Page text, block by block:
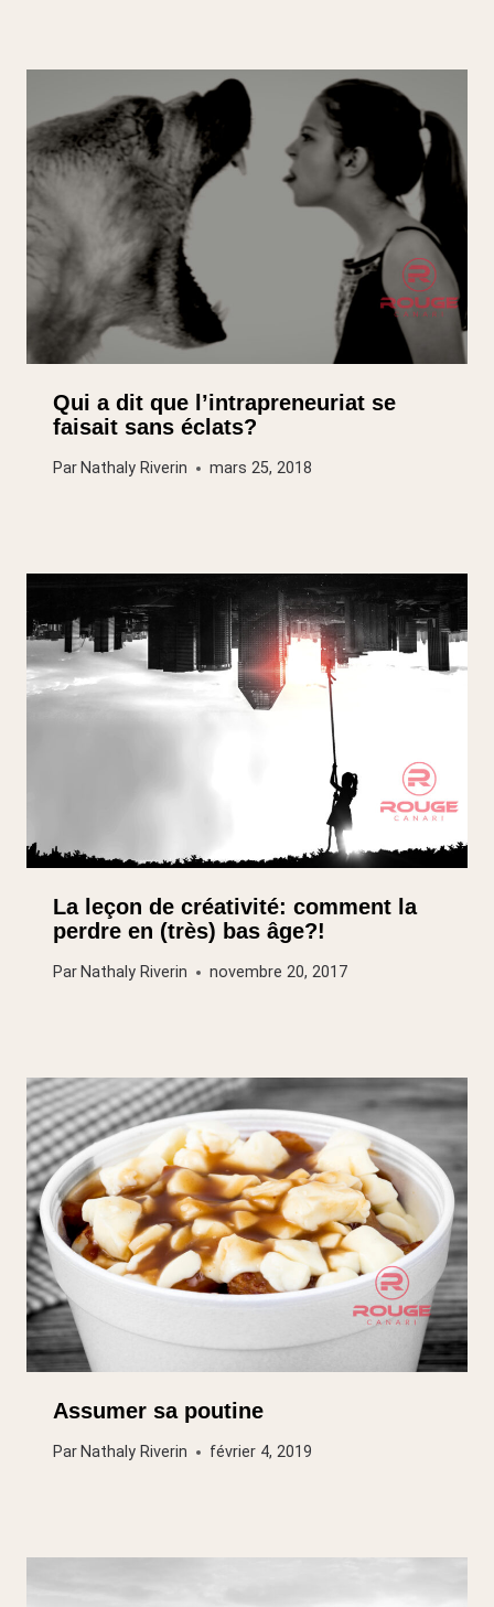
Qui a dit que l’intrapreneuriat se
faisait sans éclats?
Par Nathaly Riverin mars 25, 2018
La leçon de créativité: comment la
perdre en (très) bas âge?!
Par Nathaly Riverin novembre 20, 2017
Assumer sa poutine
Par Nathaly Riverin février 4, 2019